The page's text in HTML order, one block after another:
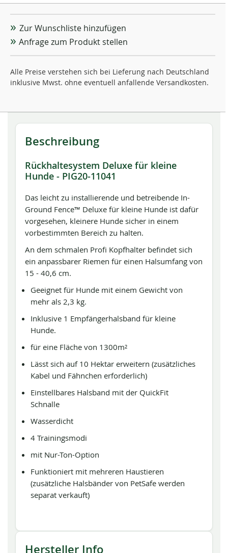
Zur Wunschliste hinzufügen
Anfrage zum Produkt stellen
Alle Preise verstehen sich bei Lieferung nach Deutschland
inklusive Mwst. ohne eventuell anfallende Versandkosten.
Beschreibung
Rückhaltesystem Deluxe für kleine
Hunde - PIG20-11041
Das leicht zu installierende und betreibende In-
Ground Fence™ Deluxe für kleine Hunde ist dafür
vorgesehen, kleinere Hunde sicher in einem
vorbestimmten Bereich zu halten.
An dem schmalen Profi Kopfhalter befindet sich
ein anpassbarer Riemen für einen Halsumfang von
15 - 40,6 cm.
Geeignet für Hunde mit einem Gewicht von
mehr als 2,3 kg.
Inklusive 1 Empfängerhalsband für kleine
Hunde.
für eine Fläche von 1300m²
Lässt sich auf 10 Hektar erweitern (zusätzliches
Kabel und Fähnchen erforderlich)
Einstellbares Halsband mit der QuickFit
Schnalle
Wasserdicht
4 Trainingsmodi
mit Nur-Ton-Option
Funktioniert mit mehreren Haustieren
(zusätzliche Halsbänder von PetSafe werden
separat verkauft)
Hersteller Info